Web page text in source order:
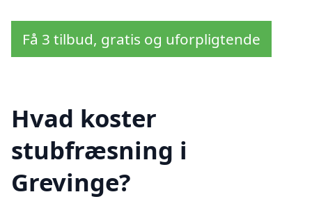
Få 3 tilbud, gratis og uforpligtende
Hvad koster
stubfræsning i
Grevinge?